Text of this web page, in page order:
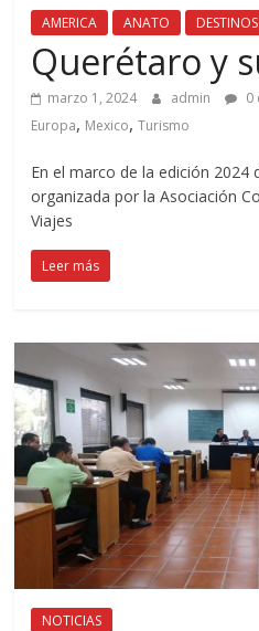
AMERICA ANATO DESTINOS
Querétaro y
marzo 1, 2024 admin 0
Europa, Mexico,Turismo
En el marco de la edición 2024
organizada por la Asociación
Viajes
Leer más
NOTICIAS